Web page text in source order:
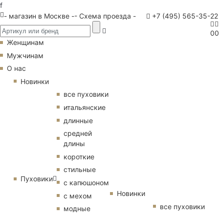
f
- магазин в Москве -- Схема проезда - +7 (495) 565-35-22
00
Женщинам
Мужчинам
О нас
Новинки
Пуховики
все пуховики
итальянские
длинные
средней
длины
короткие
стильные
с капюшоном
с мехом
модные
Новинки
все пуховики